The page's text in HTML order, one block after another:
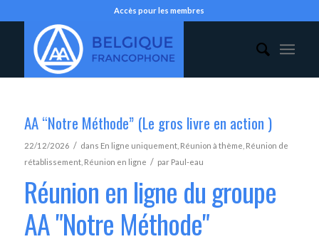
Accès pour les membres
AA “Notre Méthode” (Le gros livre en action )
22/12/2026 / dans En ligne uniquement, Réunion à thème Réunion de
rétablissement, Réunion en ligne / par Paul-eau
Réunion en ligne du groupe
AA "Notre Méthode"